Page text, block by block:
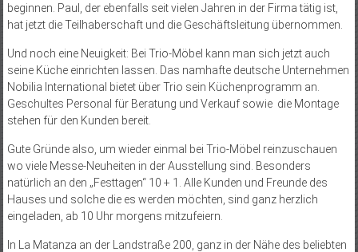
beginnen. Paul, der ebenfalls seit vielen Jahren in der Firma tätig ist,
hat jetzt die Teilhaberschaft und die Geschäftsleitung übernommen.
Und noch eine Neuigkeit: Bei Trio-Möbel kann man sich jetzt auch
seine Küche einrichten lassen. Das namhafte deutsche Unternehmen
Nobilia International bietet über Trio sein Küchenprogramm an.
Geschultes Personal für Beratung und Verkauf sowie die Montage
stehen für den Kunden bereit.
Gute Gründe also, um wieder einmal bei Trio-Möbel reinzuschauen
wo viele Messe-Neuheiten in der Ausstellung sind. Besonders
natürlich an den „Festtagen“ 10 + 1. Alle Kunden und Freunde des
Hauses und solche die es werden möchten, sind ganz herzlich
eingeladen, ab 10 Uhr morgens mitzufeiern.
In La Matanza an der Landstraße 200, ganz in der Nähe des beliebten